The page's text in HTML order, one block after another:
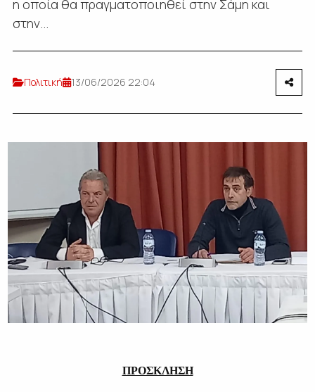
η οποία θα πραγματοποιηθεί στην Σάμη και
στην...
Πολιτική 13/06/2026 22:04
ΠΡΟΣΚΛΗΣΗ